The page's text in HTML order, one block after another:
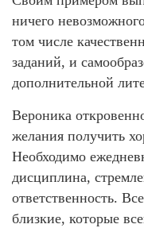
ничего
том числе
заданий, и
дополнительной
Вероника
желания получить
Необходимо
дисциплина,
ответственность.
близкие, которые